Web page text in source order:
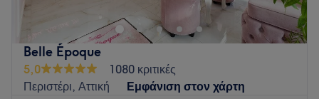
περιποίησης άκρων όπως μανικιούρ, πεντικιούρ, τεχνητά
νύχια και άλλες θεραπείες. Γνωρίζοντας τις απαιτήσεις της
ομορφιάς αλλά και της υγείας των νυχιών, προσφέρει
ολοκληρωμένες υπηρεσίες καλύπτοντας τις ανάγκες των
γυναικών και των αντρών. Χαρακτηριστική είναι η
τεχνογνωσία και τα αυστηρά κριτήρια στα υγειονομικά
Belle Époque
5,0
1080 κριτικές
Περιστέρι, Αττική
Εμφάνιση στον χάρτη